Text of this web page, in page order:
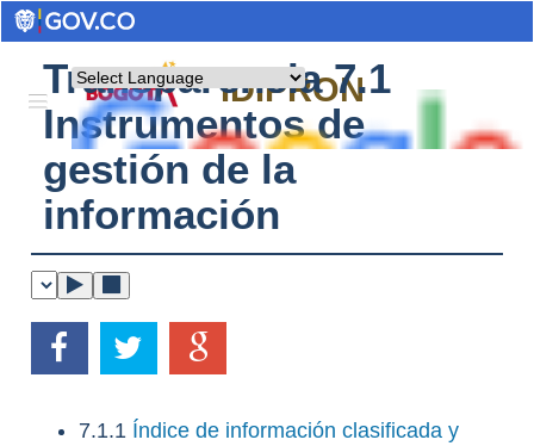
Powered by
IDIPRON
Transparencia 7.1
Instrumentos de
gestión de la
información
7.1.1 Índice de información clasificada y